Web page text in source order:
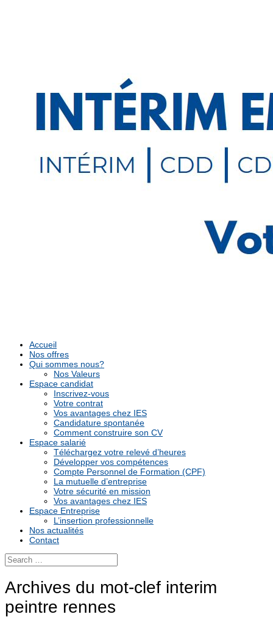
Accueil
Nos offres
Qui sommes nous?
Nos Valeurs
Espace candidat
Inscrivez-vous
Votre contrat
Vos avantages chez IES
Candidature spontanée
Comment construire son CV
Espace salarié
Téléchargez votre relevé d’heures
Développer vos compétences
Compte Personnel de Formation (CPF)
La mutuelle d’entreprise
Votre sécurité en mission
Vos avantages chez IES
Espace Entreprise
L’insertion professionnelle
Nos actualités
Contact
Archives du mot-clef interim
peintre rennes